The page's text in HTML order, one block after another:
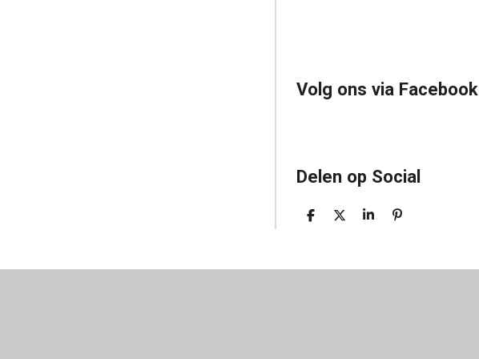
Volg ons via Facebook
Delen op Social
D
N
D
S
E
P
E